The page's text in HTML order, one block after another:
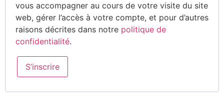
vous accompagner au cours de votre visite du site
web, gérer l’accès à votre compte, et pour d’autres
raisons décrites dans notre politique de
confidentialité.
S’inscrire